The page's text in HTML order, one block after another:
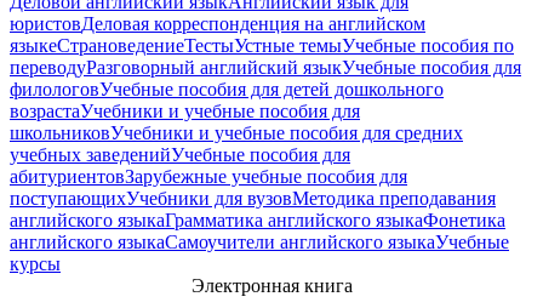
юристовДеловая корреспонденция на английском
языкеСтрановедениеТестыУстные темыУчебные пособия по
переводуРазговорный английский языкУчебные пособия для
филологовУчебные пособия для детей дошкольного
возрастаУчебники и учебные пособия для
школьниковУчебники и учебные пособия для средних
учебных заведенийУчебные пособия для
абитуриентовЗарубежные учебные пособия для
поступающихУчебники для вузовМетодика преподавания
английского языкаГрамматика английского языкаФонетика
английского языкаСамоучители английского языкаУчебные
курсы
Электронная книга